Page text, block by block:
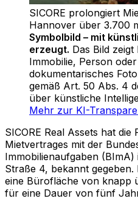
SICORE prolongiert
Hannover über 3.700
Symbolbild – mit
erzeugt. Das Bild
Immobilie, Person
dokumentarisches
gemäß Art. 50 Abs. 4
über künstliche
Mehr zur KI-
SICORE Real Assets hat die
Mietvertrages mit der
Immobilienaufgaben
Straße 4, bekannt
eine Bürofläche von knapp
für eine Dauer von fünf